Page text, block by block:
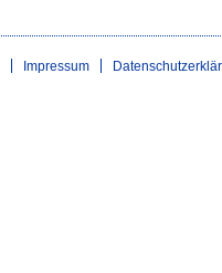
Impressum